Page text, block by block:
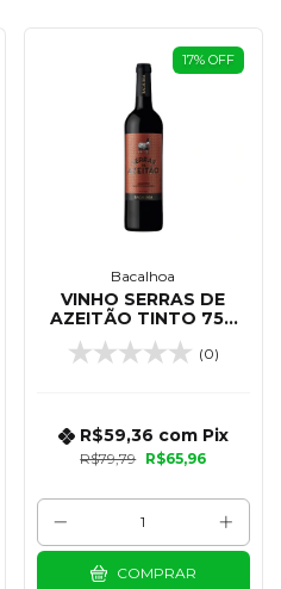
17% OFF
Bacalhoa
VINHO SERRAS DE
AZEITÃO TINTO 750
ML
(0)
R$79,79 R$65,96
R$59,36 com Pix
COMPRAR